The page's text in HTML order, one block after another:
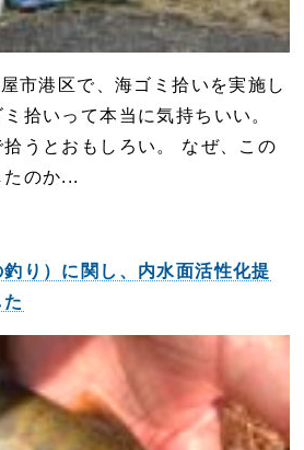
市港区で、海ゴミ拾いを実施し
拾いって本当に気持ちいい。
うとおもしろい。 なぜ、この
たのか...
り）に関し、内水面活性化提